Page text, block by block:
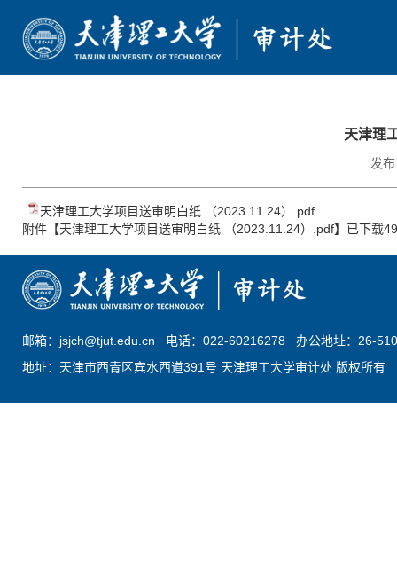
审计动态
政策法规
通知公告
服务指南
文档下载
天津理
发
天津理工大学项目送审明白纸 （2023.11.24）.pdf
附件【天津理工大学项目送审明白纸 （2023.11.24）.pdf】已下载
邮箱：jsjch@tjut.edu.cn 电话：022-60216278 办公地址：26-
地址：天津市西青区宾水西道391号 天津理工大学审计处 版权所有